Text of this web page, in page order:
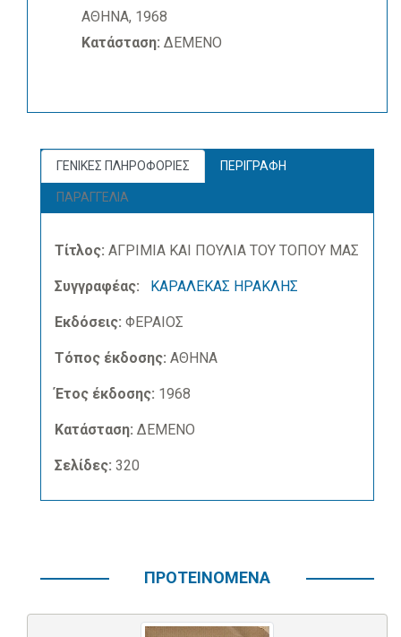
ΑΘΗΝΑ, 1968
Κατάσταση: ΔΕΜΕΝΟ
ΓΕΝΙΚΕΣ ΠΛΗΡΟΦΟΡΙΕΣ ΠΕΡΙΓΡΑΦΗ
ΠΑΡΑΓΓΕΛΙΑ
Τίτλος: ΑΓΡΙΜΙΑ ΚΑΙ ΠΟΥΛΙΑ ΤΟΥ ΤΟΠΟΥ ΜΑΣ
Συγγραφέας: ΚΑΡΑΛΕΚΑΣ ΗΡΑΚΛΗΣ
Εκδόσεις: ΦΕΡΑΙΟΣ
Τόπος έκδοσης: ΑΘΗΝΑ
Έτος έκδοσης: 1968
Κατάσταση: ΔΕΜΕΝΟ
Σελίδες: 320
ΠΡΟΤΕΙΝΟΜΕΝΑ